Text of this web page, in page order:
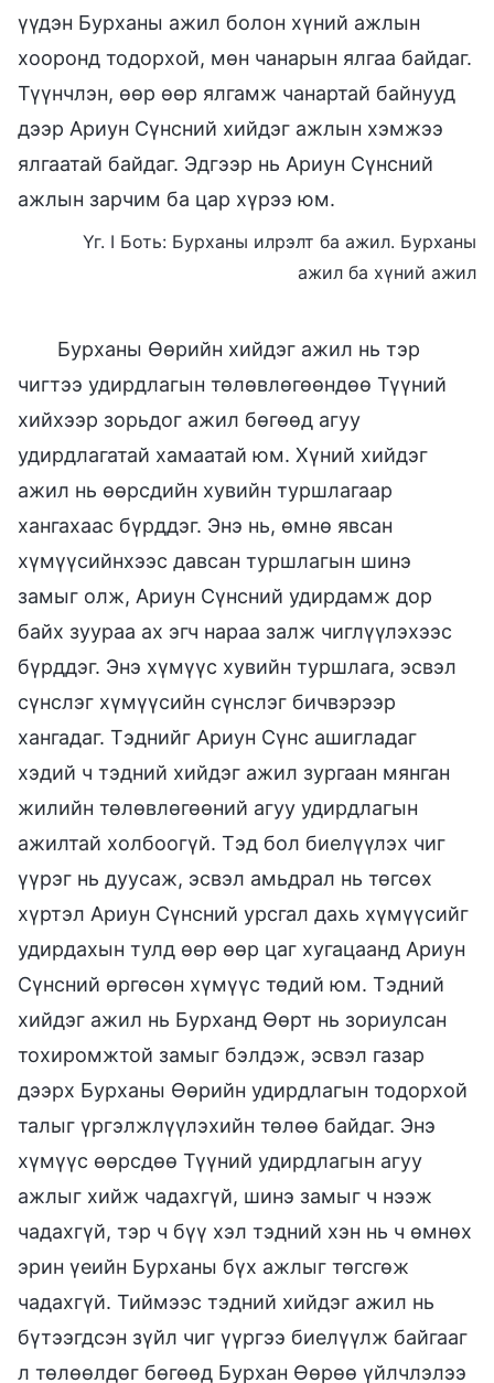
үүдэн Бурханы ажил болон хүний ажлын
хооронд тодорхой, мөн чанарын ялгаа байдаг.
Түүнчлэн, өөр өөр ялгамж чанартай байнууд
дээр Ариун Сүнсний хийдэг ажлын хэмжээ
ялгаатай байдаг. Эдгээр нь Ариун Сүнсний
ажлын зарчим ба цар хүрээ юм.
Үг. I Боть: Бурханы илрэлт ба ажил. Бурханы
ажил ба хүний ажил
Бурханы Өөрийн хийдэг ажил нь тэр
чигтээ удирдлагын төлөвлөгөөндөө Түүний
хийхээр зорьдог ажил бөгөөд агуу
удирдлагатай хамаатай юм. Хүний хийдэг
ажил нь өөрсдийн хувийн туршлагаар
хангахаас бүрддэг. Энэ нь, өмнө явсан
хүмүүсийнхээс давсан туршлагын шинэ
замыг олж, Ариун Сүнсний удирдамж дор
байх зуураа ах эгч нараа залж чиглүүлэхээс
бүрддэг. Энэ хүмүүс хувийн туршлага, эсвэл
сүнслэг хүмүүсийн сүнслэг бичвэрээр
хангадаг. Тэднийг Ариун Сүнс ашигладаг
хэдий ч тэдний хийдэг ажил зургаан мянган
жилийн төлөвлөгөөний агуу удирдлагын
ажилтай холбоогүй. Тэд бол биелүүлэх чиг
үүрэг нь дуусаж, эсвэл амьдрал нь төгсөх
хүртэл Ариун Сүнсний урсгал дахь хүмүүсийг
удирдахын тулд өөр өөр цаг хугацаанд Ариун
Сүнсний өргөсөн хүмүүс төдий юм. Тэдний
хийдэг ажил нь Бурханд Өөрт нь зориулсан
тохиромжтой замыг бэлдэж, эсвэл газар
дээрх Бурханы Өөрийн удирдлагын тодорхой
талыг үргэлжлүүлэхийн төлөө байдаг. Энэ
хүмүүс өөрсдөө Түүний удирдлагын агуу
ажлыг хийж чадахгүй, шинэ замыг ч нээж
чадахгүй, тэр ч бүү хэл тэдний хэн нь ч өмнөх
эрин үеийн Бурханы бүх ажлыг төгсгөж
чадахгүй. Тиймээс тэдний хийдэг ажил нь
бүтээгдсэн зүйл чиг үүргээ биелүүлж байгааг
л төлөөлдөг бөгөөд Бурхан Өөрөө үйлчлэлээ